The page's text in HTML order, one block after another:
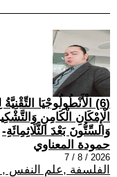
(6) الْأَنْطُولُوجْيَا
الْإِمْكَانِ الْكَامِنِ
وَالسِّتُّونَ بَعْدَ الثَّلَاثِمِائَةِ-
حمودة المعناوي
2026 / 8 / 7
الفلسفة ,علم النفس ,